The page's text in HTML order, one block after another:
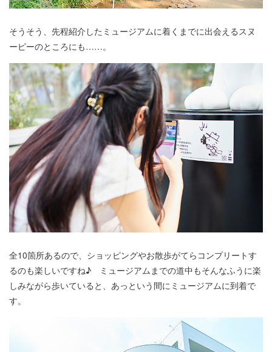
そうそう、先程紹介したミュージアムに着くまでに出会えるスヌ
ーピーのところにも……。
全10箇所あるので、ショッピングやお散歩がてらコンプリートす
るのも楽しいですね♪ ミュージアムまでの道中もそんなふうに楽
しみながら歩いていると、あっという間にミュージアムに到着で
す。